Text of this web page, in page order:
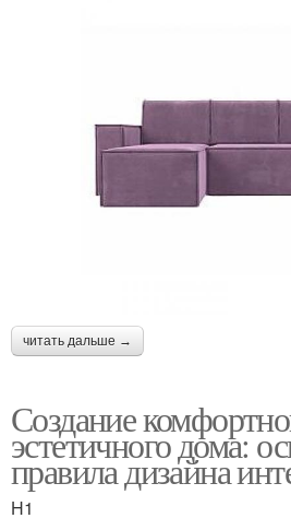
читать дальше →
Создание
эстетичного дома:
правила дизайна
H1